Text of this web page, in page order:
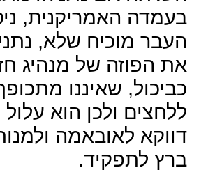
בעמדה האמריקנית,
העבר מוכיח שלא,
את הפוזה של מנהיג
כביכול, שאיננו
ללחצים ולכן הוא
דווקא לאובאמה
ברץ לתפקיד.